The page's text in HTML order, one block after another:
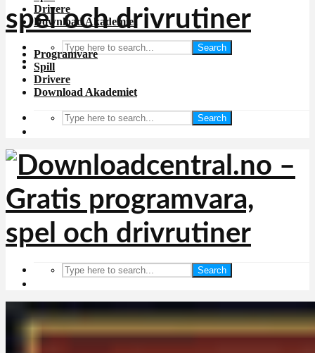
Drivere
Download Akademiet
Search
Programvare
Spill
Drivere
Download Akademiet
Search
Search